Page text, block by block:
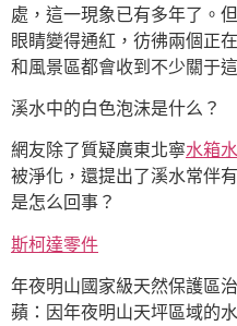
處，這一現象已有多年了。
眼睛變得通紅，彷彿兩個正
和風景區都會收到不少關于
溪水中的白色泡沫是什么？
網友除了質疑廣東北寧水箱水
被淨化，還提出了溪水常伴
是怎么回事？
斯柯達零件
年夜明山國家級天然保護區
蘋：因年夜明山天坪區域的